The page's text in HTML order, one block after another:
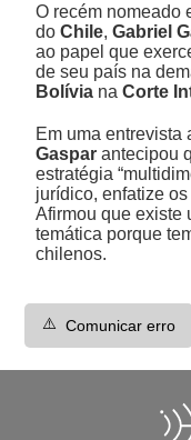
O recém nomeado
doChile,Gabriel
ao papel que
de seu país na
Bolívia naCorte
Em uma entrevista
Gaspar antecipou
estratégia
jurídico, enfatize
Afirmou que existe
temática porque
chilenos.
⚠️ Comunicar erro